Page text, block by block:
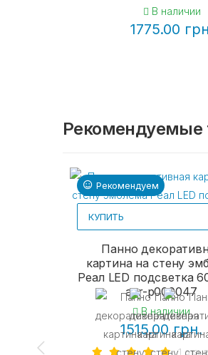
В наличии
1775.00
Рекомендуемые
Рекомендуем
КУПИТЬ
Панно
картина на стену
Реал LED подсветка
acr-p000047
В наличии
1515.00 грн.
1